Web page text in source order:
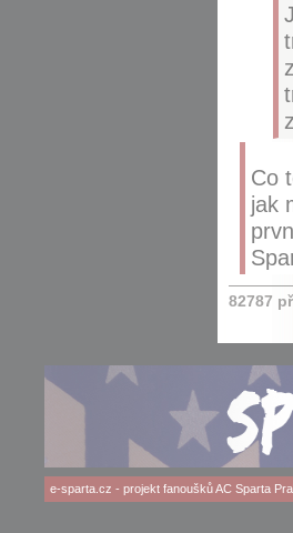
Co
jak
82787
e-sparta.cz - projekt fanouškůAC Sparta